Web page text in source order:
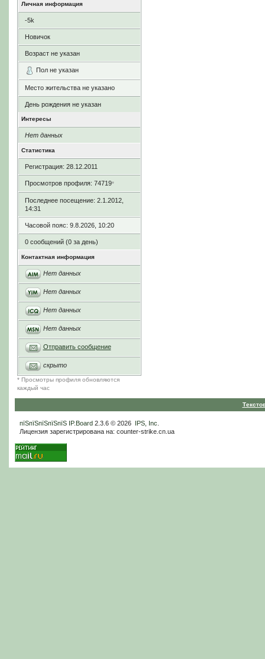
Личная информация
-5k
Новичок
Возраст не указан
Пол не указан
Место жительства не указано
День рождения не указан
Интересы
Нет данных
Статистика
Регистрация: 28.12.2011
Просмотров профиля: 74719*
Последнее посещение: 2.1.2012,
14:31
Часовой пояс: 9.8.2026, 10:20
0 сообщений (0 за день)
Контактная информация
Нет данных
Нет данных
Нет данных
Нет данных
Отправить сообщение
скрыто
* Просмотры профиля обновляются
каждый час
пїЅпїЅпїЅпїЅпїЅ IP.Board2.3.6 © 2026 IPS, Inc
Лицензия зарегистрирована на: counter-strike.cn.ua